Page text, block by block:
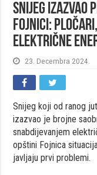
Snijeg izazvao
Fojnici:
električne
23. Decembra 2024.
Snijeg koji od ranog
izazvao je brojne
snabdijevanjem
opštini Fojnica
javljaju prvi problemi.